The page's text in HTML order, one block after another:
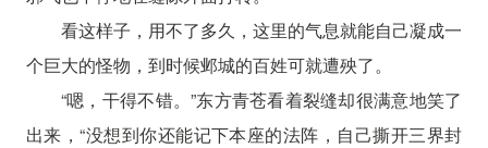
看这样子，用不了多久，这里的气息就能自己凝成一
个巨大的怪物，到时候邺城的百姓可就遭殃了。
“嗯，干得不错。”东方青苍看着裂缝却很满意地笑了
出来，“没想到你还能记下本座的法阵，自己撕开三界封